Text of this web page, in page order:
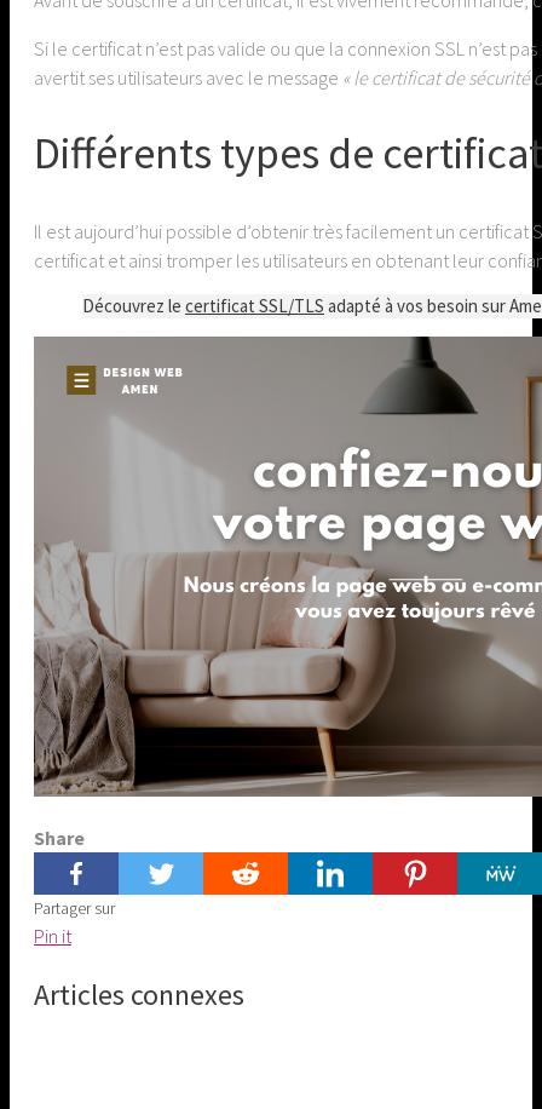
Si le certificat n’est pas valide ou que la connexion SSL n’est
avertit ses utilisateurs avec le message « le certificat de sécurité
Différents types de
Il est aujourd’hui possible d’obtenir très facilement un
certificat et ainsi tromper les utilisateurs en obtenant leur
Découvrez le certificat SSL/TLS adapté à vos besoin sur
Share
Partager sur
Pin itShare
Pinterest
Articles connexes